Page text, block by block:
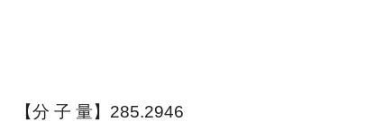
【分 子 量】285.2946